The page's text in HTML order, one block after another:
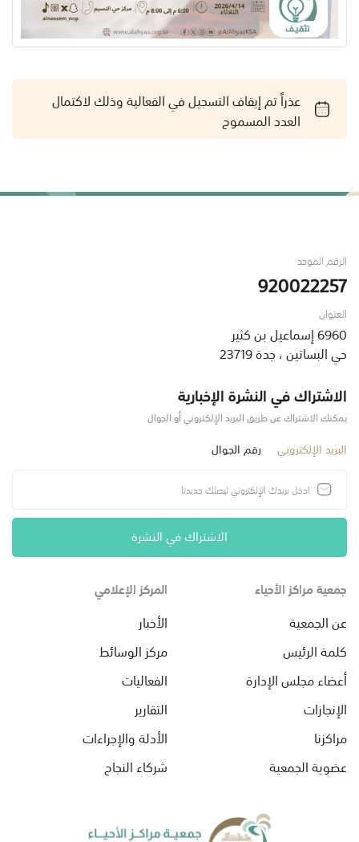
عذراً تم إيقاف التسجيل في الفعالية وذلك لاكتمال
العدد المسموح
الرقم الموحد
920022257
العنوان
6960 إسماعيل بن كثير
حي البساتين ، جدة 23719
الاشتراك في النشرة الإخبارية
يمكنك الاشتراك عن طريق البريد الإلكتروني أو الجوال
البريد الإلكتروني رقم الجوال
الاشتراك في النشرة
جمعية مراكز الأحياء
عن الجمعية
كلمة الرئيس
أعضاء مجلس الإدارة
الإنجازات
مراكزنا
عضوية الجمعية
المركز الإعلامي
الأخبار
مركز الوسائط
الفعاليات
التقارير
الأدلة والإجراءات
شركاء النجاح